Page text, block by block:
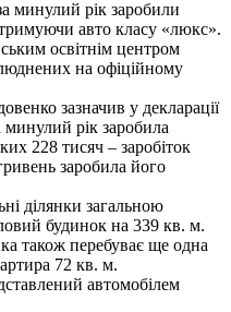
минулий рік заробили
авто класу «люкс».
освітнім центром
на офіційному
зазначив у декларації
рік заробила
228 тисяч – заробіток
заробила його
ділянки загальною
будинок на 339 кв. м.
також перебуває ще одна
72 кв. м.
автомобілем